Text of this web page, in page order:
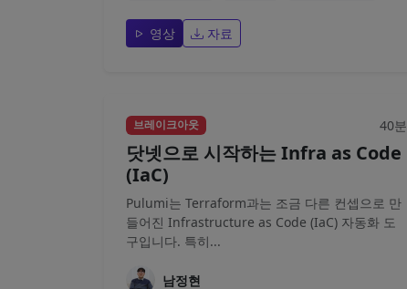
영상 자료
브레이크아웃 40분
닷넷으로 시작하는 Infra as Code
(IaC)
Pulumi는 Terraform과는 조금 다른 컨셉으로 만
들어진 Infrastructure as Code (IaC) 자동화 도
구입니다. 특히...
남정현